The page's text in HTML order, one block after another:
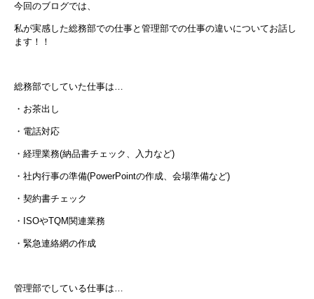
今回のブログでは、
私が実感した総務部での仕事と管理部での仕事の違いについてお話し
ます！！
総務部でしていた仕事は…
・お茶出し
・電話対応
・経理業務(納品書チェック、入力など)
・社内行事の準備(PowerPointの作成、会場準備など)
・契約書チェック
・ISOやTQM関連業務
・緊急連絡網の作成
管理部でしている仕事は…